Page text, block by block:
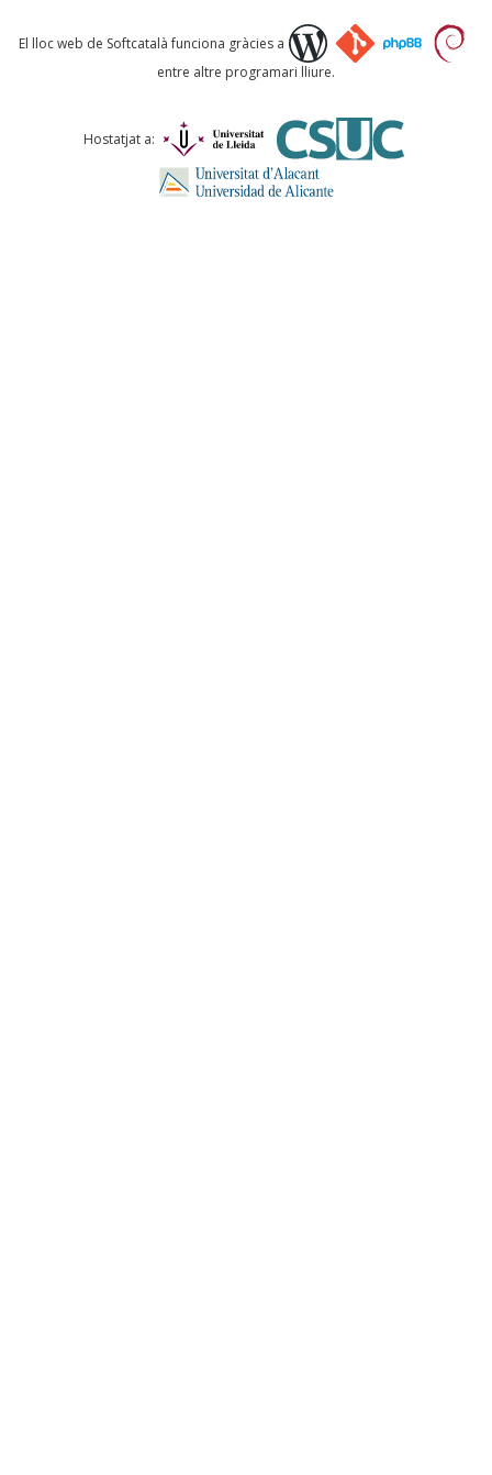
Què proposeu?
Comentari *
El lloc web de Softcatalà funciona gràcies a
entre altre programari lliure.
Hostatjat a: